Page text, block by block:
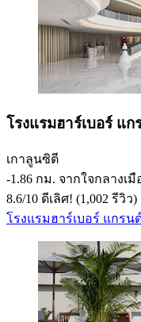
โรงแรมฮาร์เบอร์ แก
เกาลูนซิตี
‐1.86 กม. จากใจกลางเมื
8.6/10 ดีเลิศ! (1,002 รีวิว)
โรงแรมฮาร์เบอร์ แกรน